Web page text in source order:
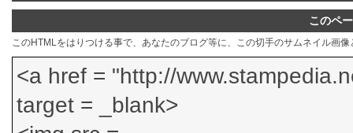
このペ
このHTMLをはりつける事で、あなたのブログ等に、この切手のサムネイル画